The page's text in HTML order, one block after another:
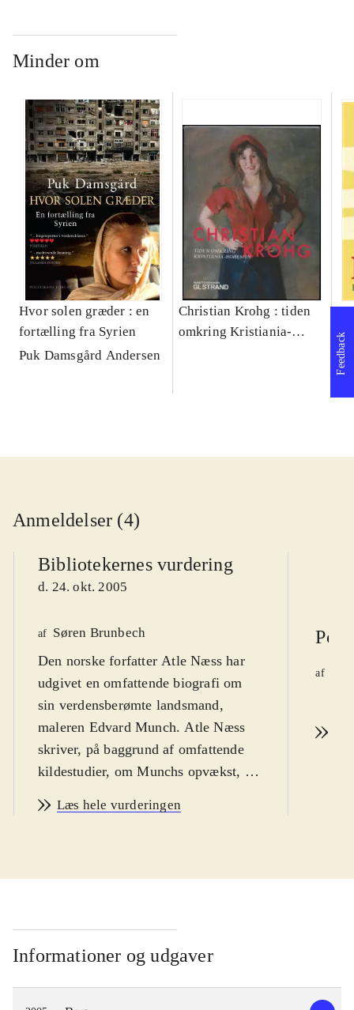
Minder om
Hvor solen græder : en
fortælling fra Syrien
Puk Damsgård Andersen
Christian Krohg : tiden
omkring Kristiania-
Anmeldelser (4)
Bibliotekernes vurdering
d. 24. okt. 2005
af Søren Brunbech
Den norske forfatter Atle Næss har
udgivet en omfattende biografi om
sin verdensberømte landsmand,
maleren Edvard Munch. Atle Næss
skriver, på baggrund af omfattende
kildestudier, om Munchs opvækst, liv
anerkendelse. Vi hører om Munchs
mindst til kvinderne. Men først og
kunst, og en afgørende pointe hos
Næss er at vise hvordan Munch
formår at omsætte sit smertefulde
indre liv og sit ofte problematiske
Læs hele vurderingen
af
Informationer og udgaver
Feedback